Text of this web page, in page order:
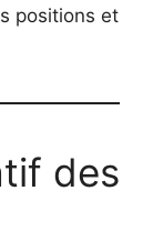
positions et
des